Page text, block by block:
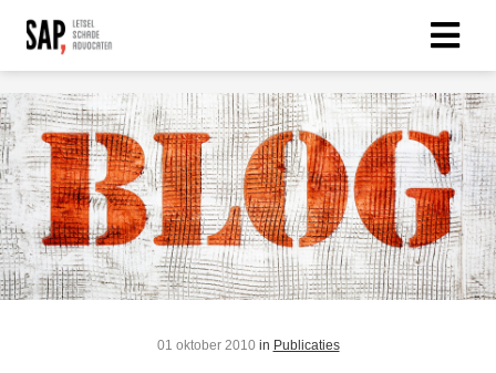
01 oktober 2010 in Publicaties